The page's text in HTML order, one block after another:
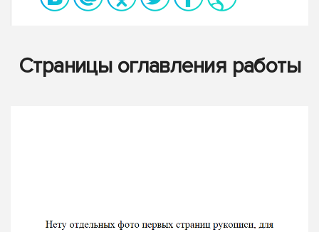
Страницы оглавления работы